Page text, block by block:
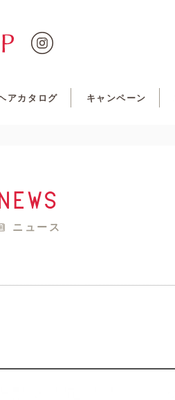
アカタログ キャンペーン
ニュース